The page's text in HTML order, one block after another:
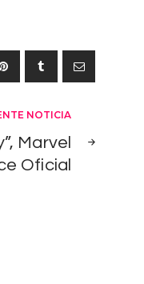
NOTICIA
Marvel
Oficial